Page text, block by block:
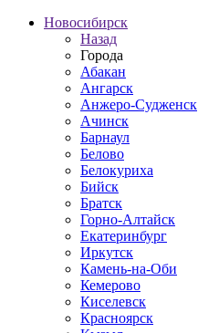
Новосибирск
Назад
Города
Абакан
Ангарск
Анжеро-Судженск
Ачинск
Барнаул
Белово
Белокуриха
Бийск
Братск
Горно-Алтайск
Екатеринбург
Иркутск
Камень-на-Оби
Кемерово
Киселевск
Красноярск